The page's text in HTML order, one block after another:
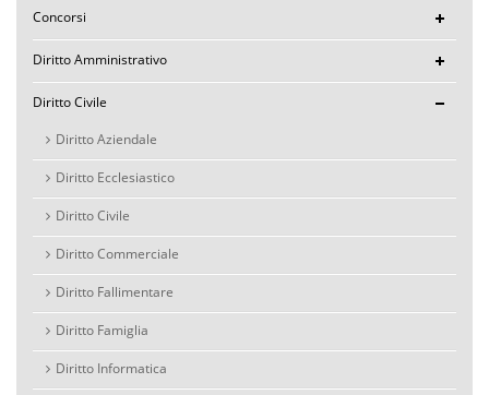
Concorsi
Diritto Amministrativo
Diritto Civile
Diritto Aziendale
Diritto Ecclesiastico
Diritto Civile
Diritto Commerciale
Diritto Fallimentare
Diritto Famiglia
Diritto Informatica